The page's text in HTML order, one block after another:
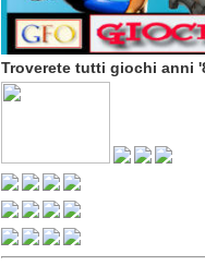
Troverete tutti giochi anni